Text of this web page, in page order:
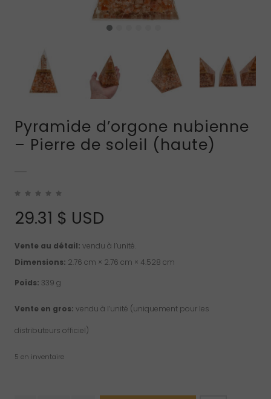
Pyramide d’orgone nubienne
– Pierre de soleil (haute)
29.31 $ USD
Vente au détail: vendu à l’unité.
Dimensions: 2.76 cm × 2.76 cm × 4.528 cm
Poids: 339 g
Vente en gros: vendu à l’unité (uniquement pour les
distributeurs officiel)
5 en inventaire